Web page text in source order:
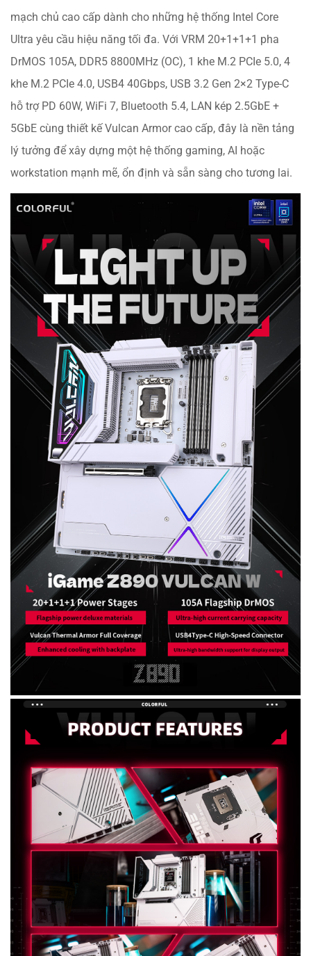
mạch chủ cao cấp dành cho những hệ thống Intel Core
Ultra yêu cầu hiệu năng tối đa. Với VRM 20+1+1+1 pha
DrMOS 105A, DDR5 8800MHz (OC), 1 khe M.2 PCIe 5.0, 4
khe M.2 PCIe 4.0, USB4 40Gbps, USB 3.2 Gen 2×2 Type-C
hỗ trợ PD 60W, WiFi 7, Bluetooth 5.4, LAN kép 2.5GbE +
5GbE cùng thiết kế Vulcan Armor cao cấp, đây là nền tảng
lý tưởng để xây dựng một hệ thống gaming, AI hoặc
workstation mạnh mẽ, ổn định và sẵn sàng cho tương lai.